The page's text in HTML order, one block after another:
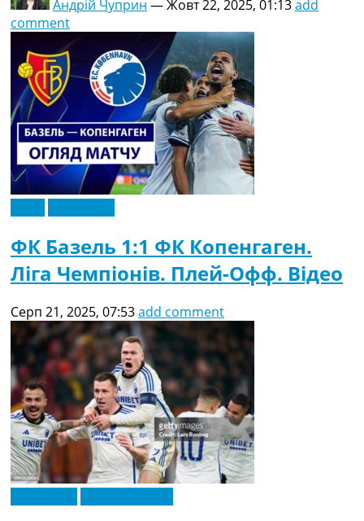
Андрій Чуприн —Жовт 22, 2025, 01:13add
comment
ФК Базель 1:1 ФК Копенгаген.
Ліга Чемпіонів. Плей-Офф. Відео
Серп 21, 2025, 07:53add comment